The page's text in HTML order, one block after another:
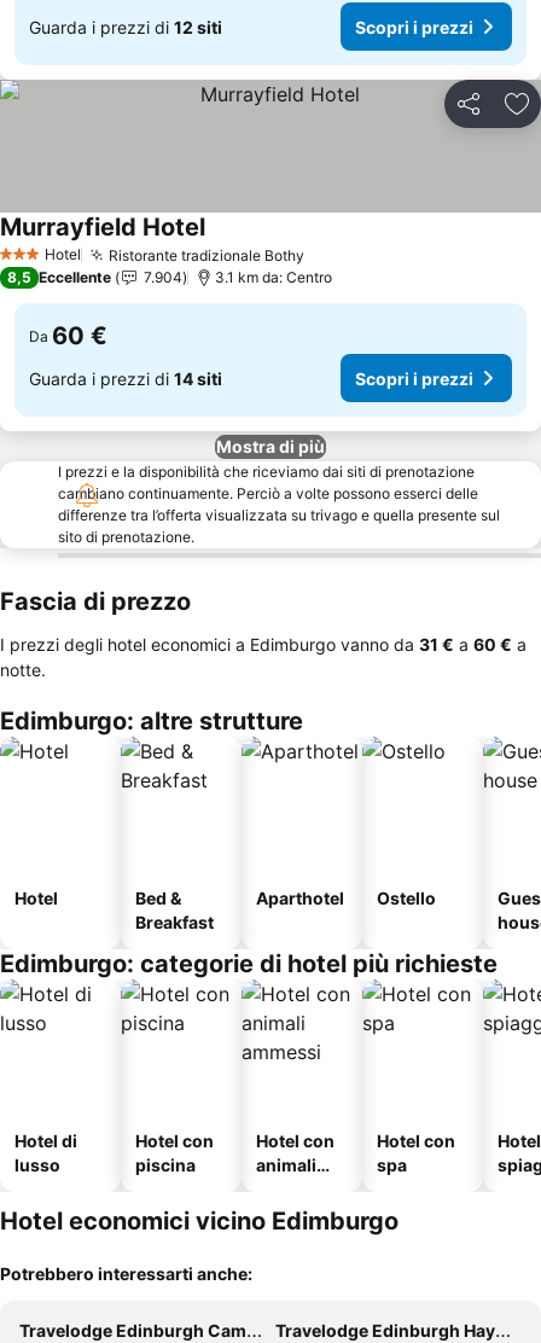
Guarda i prezzi di 12 siti Scopri i prezzi
Condividi
3 StelleHotel Ristorante tradizionale Bothy
Murrayfield HotelScopri i prezzi
8,5 Eccellente 7.904 3.1 km da: Centro
Da 60 €
Guarda i prezzi di 14 siti Scopri i prezzi
Mostra di più
I prezzi e la disponibilità che riceviamo dai siti di prenotazione
cambiano continuamente. Perciò a volte possono esserci delle
differenze tra l’offerta visualizzata su trivago e quella presente sul
sito di prenotazione.
Fascia di prezzo
I prezzi degli hotel economici a Edimburgo vanno da ‎31 € a ‎60 € a
notte.
Edimburgo: altre strutture
Hotel
Bed &
Breakfast
Aparthotel Ostello
Edimburgo: categorie di hotel più richieste
Hotel di
lusso
Hotel con
piscina
Hotel con
animali
Hotel con
spa
Hotel economici vicino Edimburgo
Potrebbero interessarti anche:
Travelodge Edinburgh Cameron Toll
Travelodge Edinburgh Haymarket